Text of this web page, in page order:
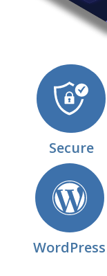
Secure
WordPress